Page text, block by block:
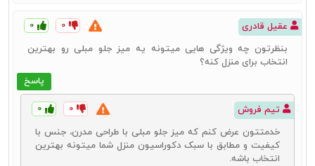
عقیل قادری ۰ ۰
پاسخ
بنظرتون چه ویژگی هایی میتونه یه میز جلو مبلی رو بهترین
انتخاب برای منزل کنه؟
تیم فروش ۰ ۰
خدمتتون عرض کنم که میز جلو مبلی با طراحی مدرن، جنس با
کیفیت و مطابق با سبک دکوراسیون منزل شما میتونه بهترین
انتخاب باشه.